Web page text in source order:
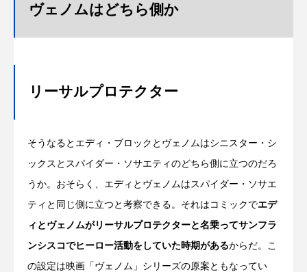
ヴェノムはどちら側か
リーサルプロテクター
そうなるとエディ・ブロックとヴェノムはシニスター・シ
ックスとスパイダー・ソサエティのどちら側に立つのだろ
うか。おそらく、エディとヴェノムはスパイダー・ソサエ
ティと同じ側に立つと考察できる。それはコミックでエデ
ィとヴェノムがリーサルプロテクターと名乗ってサンフラ
ンシスコでヒーロー活動をしていた時期があるからだ。こ
の設定は映画「ヴェノム」シリーズの原案ともなってい